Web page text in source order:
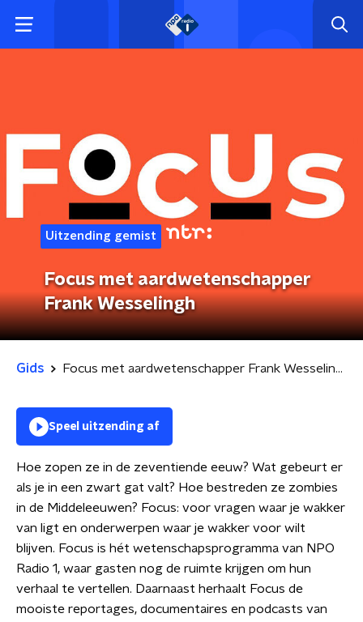
Uitzending gemist
Focus met aardwetenschapper
Frank Wesselingh
Gids Focus met aardwetenschapper Frank Wesselingh
Speel uitzending af
Hoe zopen ze in de zeventiende eeuw? Wat gebeurt er
als je in een zwart gat valt? Hoe bestreden ze zombies
in de Middeleeuwen? Focus: voor vragen waar je wakker
van ligt en onderwerpen waar je wakker voor wilt
blijven. Focus is hét wetenschapsprogramma van NPO
Radio 1, waar gasten nog de ruimte krijgen om hun
verhaal te vertellen. Daarnaast herhaalt Focus de
mooiste reportages, documentaires en podcasts van